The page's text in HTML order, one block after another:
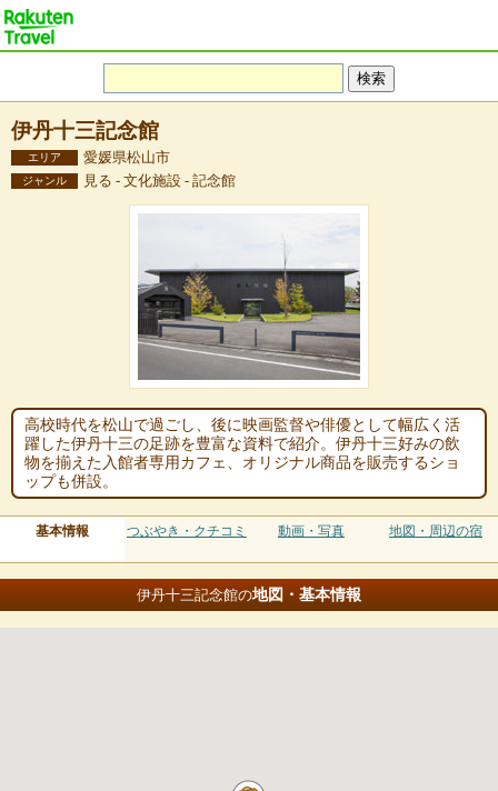
伊丹十三記念館
エリア 愛媛県松山市
ジャンル 見る - 文化施設 - 記念館
高校時代を松山で過ごし、後に映画監督や俳優として幅広く活
躍した伊丹十三の足跡を豊富な資料で紹介。伊丹十三好みの飲
物を揃えた入館者専用カフェ、オリジナル商品を販売するショ
ップも併設。
基本情報 つぶやき・クチコミ 動画・写真 地図・周辺の宿
伊丹十三記念館の地図・基本情報